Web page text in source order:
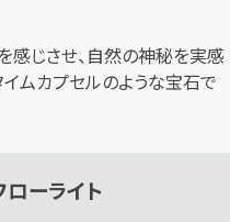
じさせ、自然の神秘を実感
イムカプセルのような宝石で
ーライト